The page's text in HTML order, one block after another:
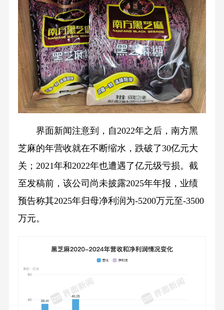
界面新闻注意到，自2022年之后，南方黑
芝麻的年营收就在不断缩水，跌破了30亿元大
关；2021年和2022年也遭遇了亿元级亏损。截
至发稿前，该公司尚未披露2025年年报，业绩
预告称其2025年归母净利润为-5200万元至-3500
万元。